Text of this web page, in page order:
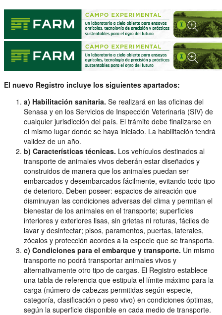
El nuevo Registro incluye los siguientes apartados:
a) Habilitación sanitaria. Se realizará en las oficinas del
Senasa y en los Servicios de Inspección Veterinaria (SIV) de
cualquier jurisdicción del país. El trámite debe finalizarse en
el mismo lugar donde se haya iniciado. La habilitación tendrá
validez de un año.
b) Características técnicas. Los vehículos destinados al
transporte de animales vivos deberán estar diseñados y
construidos de manera que los animales puedan ser
embarcados y desembarcados fácilmente, evitando todo tipo
de deterioro. Deben poseer: espacios de aireación que
disminuyan las condiciones adversas del clima y permitan el
bienestar de los animales en el transporte; superficies
interiores y exteriores lisas, sin grietas ni roturas, fáciles de
lavar y desinfectar; pisos, paramentos, puertas, laterales,
zócalos y protección acordes a la especie que se transporta.
c) Condiciones para el embarque y transporte. Un mismo
transporte no podrá transportar animales vivos y
alternativamente otro tipo de cargas. El Registro establece
una tabla de referencia que estipula el límite máximo para la
carga (número de cabezas permitidas según especie,
categoría, clasificación o peso vivo) en condiciones óptimas,
según la superficie disponible en cada medio de transporte.